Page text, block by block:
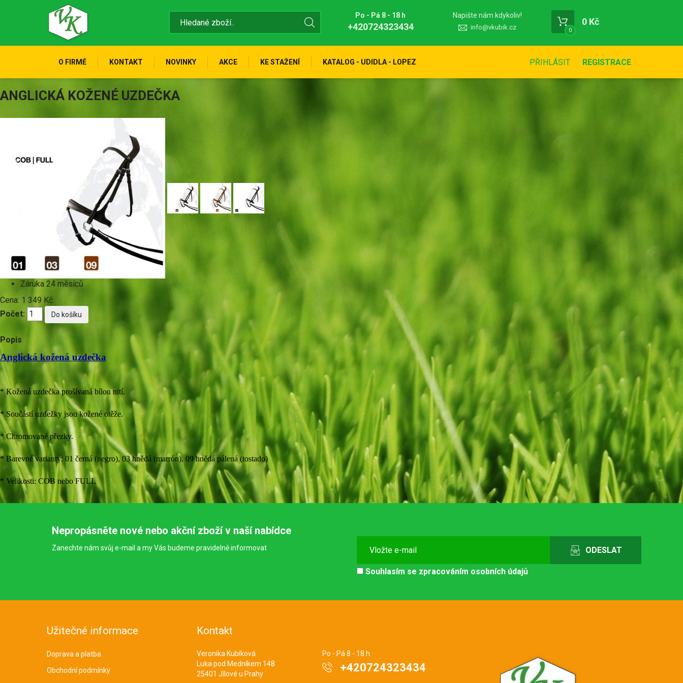
Po - Pá 8 - 18 h
+420724323434
Napište nám kdykoliv!
info@vkubik.cz 0
0 Kč
O FIRMĚ KONTAKT NOVINKY AKCE KE STAŽENÍ KATALOG - UDIDLA - LOPEZ PŘIHLÁSIT REGISTRACE
ANGLICKÁ KOŽENÉ UZDEČKA
Záruka 24 měsíců
Cena: 1 349 Kč
Počet:
Popis
Anglická kožená uzdečka
* Kožená uzdečka prošívaná bílou nití.
* Součástí uzdežky jsou kožené otěže.
* Chromované přezky.
* Barevné varianty: 01 černá (negro), 03 hnědá (marrón), 09 hnědá pálená (tostado)
* Velikosti: COB nebo FULL
Nepropásněte nové nebo akční zboží v naší nabídce
Zanechte nám svůj e-mail a my Vás budeme pravidelně informovat
Souhlasím se zpracováním osobních údajů
Užitečné informace
Doprava a platba
Obchodní podmínky
Kontakt
Veronika Kubíková
Luka pod Medníkem 148
25401 Jílové u Prahy
Po - Pá 8 - 18 h
+420724323434